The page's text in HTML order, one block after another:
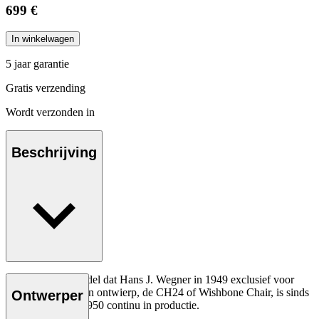
699 €
In winkelwagen
5 jaar garantie
Gratis verzending
Wordt verzonden in
Beschrijving
Het allereerste model dat Hans J. Wegner in 1949 exclusief voor
Carl Hansen & Søn ontwierp, de CH24 of Wishbone Chair, is sinds
de introductie in 1950 continu in productie.
Ontwerper